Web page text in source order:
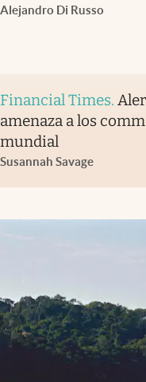
Alejandro Di Russo
Financial Times.
amenaza a los
mundial
Susannah Savage